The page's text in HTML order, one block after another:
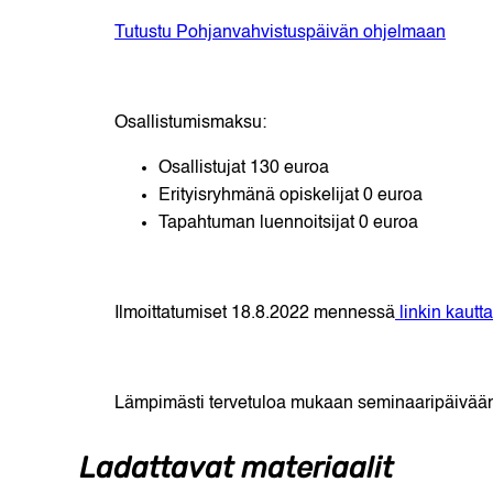
Tutustu Pohjanvahvistuspäivän ohjelmaan
Osallistumismaksu:
Osallistujat 130 euroa
Erityisryhmänä opiskelijat 0 euroa
Tapahtuman luennoitsijat 0 euroa
Ilmoittatumiset 18.8.2022 mennessä linkin
Lämpimästi tervetuloa mukaan
Ladattavat materiaalit